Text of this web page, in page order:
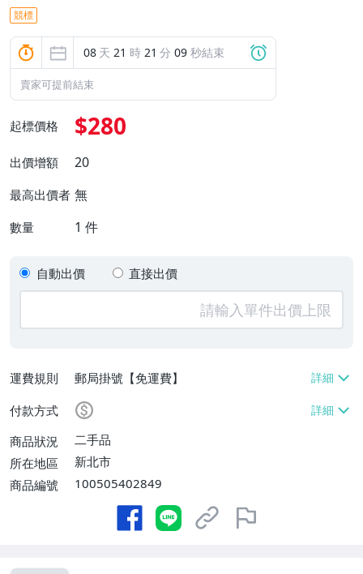
競標
08 天 21 時 21 分 08 秒結束
賣家可提前結束
起標價格 $280
出價增額 20
最高出價者 無
數量 1 件
自動出價 直接出價
運費規則
郵局掛號【免運費】
付款方式
商品狀況
二手品
所在地區
新北市
商品編號
100505402849